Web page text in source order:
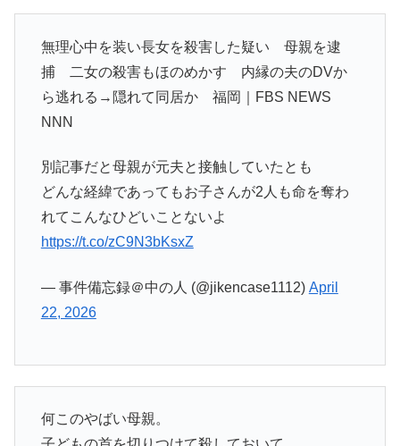
無理心中を装い長女を殺害した疑い 母親を逮
捕 二女の殺害もほのめかす 内縁の夫のDVか
ら逃れる→隠れて同居か 福岡｜FBS NEWS
NNN
別記事だと母親が元夫と接触していたとも
どんな経緯であってもお子さんが2人も命を奪わ
れてこんなひどいことないよ
https://t.co/zC9N3bKsxZ
— 事件備忘録＠中の人 (@jikencase1112) April
22, 2026
何このやばい母親。